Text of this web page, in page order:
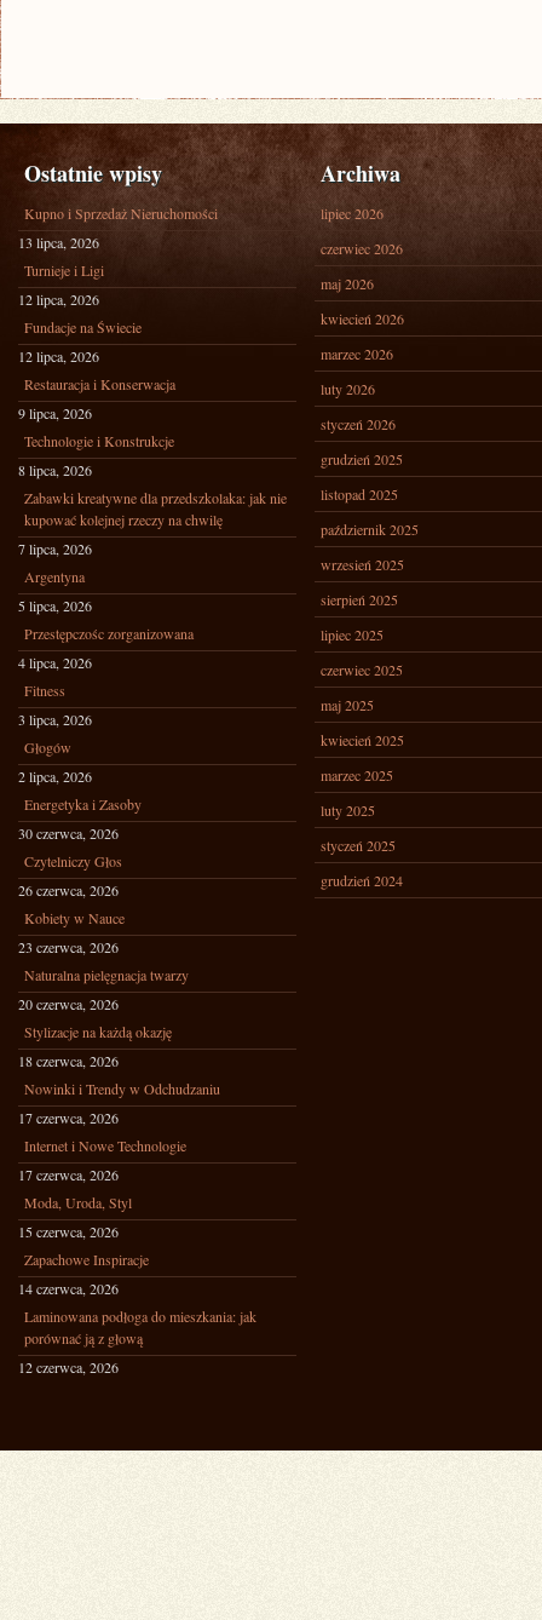
Ostatnie wpisy
Kupno i Sprzedaż Nieruchomości
13 lipca, 2026
Turnieje i Ligi
12 lipca, 2026
Fundacje na Świecie
12 lipca, 2026
Restauracja i Konserwacja
9 lipca, 2026
Technologie i Konstrukcje
8 lipca, 2026
Zabawki kreatywne dla przedszkolaka: jak nie
kupować kolejnej rzeczy na chwilę
7 lipca, 2026
Argentyna
5 lipca, 2026
Przestępczośc zorganizowana
4 lipca, 2026
Fitness
3 lipca, 2026
Głogów
2 lipca, 2026
Energetyka i Zasoby
30 czerwca, 2026
Czytelniczy Głos
26 czerwca, 2026
Kobiety w Nauce
23 czerwca, 2026
Naturalna pielęgnacja twarzy
20 czerwca, 2026
Stylizacje na każdą okazję
18 czerwca, 2026
Nowinki i Trendy w Odchudzaniu
17 czerwca, 2026
Internet i Nowe Technologie
17 czerwca, 2026
Moda, Uroda, Styl
15 czerwca, 2026
Zapachowe Inspiracje
14 czerwca, 2026
Laminowana podłoga do mieszkania: jak
porównać ją z głową
12 czerwca, 2026
Archiwa
lipiec 2026
czerwiec 2026
maj 2026
kwiecień 2026
marzec 2026
luty 2026
styczeń 2026
grudzień 2025
listopad 2025
październik 2025
wrzesień 2025
sierpień 2025
lipiec 2025
czerwiec 2025
maj 2025
kwiecień 2025
marzec 2025
luty 2025
styczeń 2025
grudzień 2024